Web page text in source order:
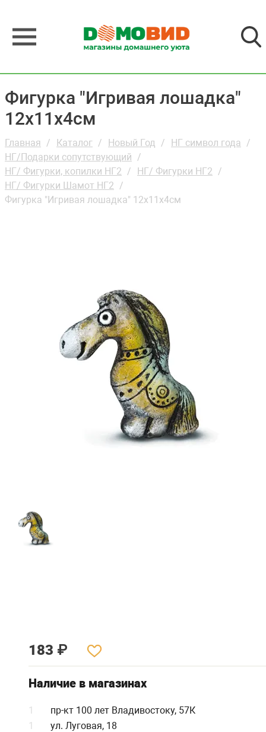
Фигурка "Игривая лошадка"
12х11х4см
Главная Каталог Новый Год
НГ символ года
НГ/Подарки сопутствующий
НГ/ Фигурки, копилки НГ2
НГ/ Фигурки НГ2
НГ/ Фигурки Шамот НГ2
Фигурка "Игривая лошадка" 12х11х4см
183 ₽
Наличие в магазинах
1
пр-кт 100 лет Владивостоку, 57К
1
ул. Луговая, 18